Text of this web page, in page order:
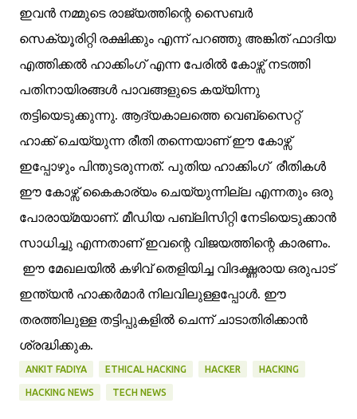
ഇവന്‍ നമ്മുടെ രാജ്യത്തിന്റെ സൈബര്‍
സെക്യൂരിറ്റി രക്ഷിക്കും എന്ന് പറഞ്ഞു അങ്കിത് ഫാദിയ
എത്തിക്കല്‍ ഹാക്കിംഗ് എന്ന പേരില്‍ കോഴ്സ് നടത്തി
പതിനായിരങ്ങള്‍ പാവങ്ങളുടെ കയ്യിന്നു
തട്ടിയെടുക്കുന്നു. ആദ്യകാലത്തെ വെബ്സൈറ്റ്
ഹാക്ക് ചെയ്യുന്ന രീതി തന്നെയാണ് ഈ കോഴ്സ്
ഇപ്പോഴും പിന്തുടരുന്നത്. പുതിയ ഹാക്കിംഗ് രീതികള്‍
ഈ കോഴ്സ് കൈകാര്യം ചെയ്യുന്നില്ല എന്നതും ഒരു
പോരായ്മയാണ്. മീഡിയ പബ്ലിസിറ്റി നേടിയെടുക്കാന്‍
സാധിച്ചു എന്നതാണ് ഇവന്റെ വിജയത്തിന്റെ കാരണം.
ഈ മേഖലയില്‍ കഴിവ് തെളിയിച്ച വിദഗ്ദ്ധരായ ഒരുപാട്
ഇന്ത്യന്‍ ഹാക്കര്‍മാര്‍ നിലവിലുള്ളപ്പോള്‍. ഈ
തരത്തിലുള്ള തട്ടിപ്പുകളില്‍ ചെന്ന് ചാടാതിരിക്കാന്‍
ശ്രദ്ധിക്കുക.
ANKIT FADIYA ETHICAL HACKING HACKER HACKING
HACKING NEWS TECH NEWS